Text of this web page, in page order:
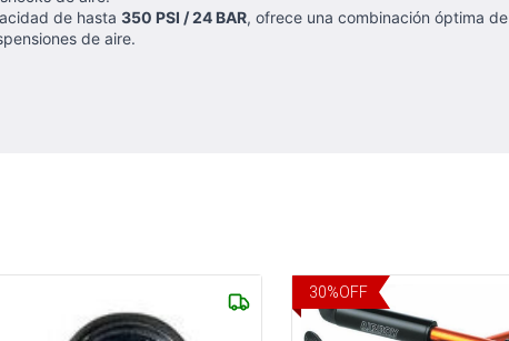
de hasta 350 PSI / 24 BAR, ofrece una combinación óptima de
de aire.
30%OFF